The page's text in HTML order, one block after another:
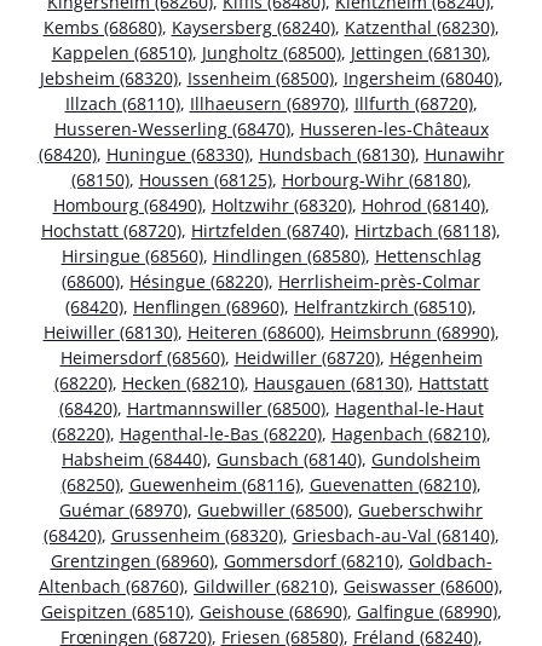
Kembs (68680), Kaysersberg (68240), Katzenthal (68230),
Kappelen (68510), Jungholtz (68500), Jettingen (68130),
Jebsheim (68320), Issenheim (68500), Ingersheim (68040),
Illzach (68110), Illhaeusern (68970), Illfurth (68720),
Husseren-Wesserling (68470), Husseren-les-Châteaux
(68420), Huningue (68330), Hundsbach (68130), Hunawihr
(68150), Houssen (68125), Horbourg-Wihr (68180),
Hombourg (68490), Holtzwihr (68320), Hohrod (68140),
Hochstatt (68720), Hirtzfelden (68740), Hirtzbach (68118),
Hirsingue (68560), Hindlingen (68580), Hettenschlag
(68600), Hésingue (68220), Herrlisheim-près-Colmar
(68420), Henflingen (68960), Helfrantzkirch (68510),
Heiwiller (68130), Heiteren (68600), Heimsbrunn (68990),
Heimersdorf (68560), Heidwiller (68720), Hégenheim
(68220), Hecken (68210), Hausgauen (68130), Hattstatt
(68420), Hartmannswiller (68500), Hagenthal-le-Haut
(68220), Hagenthal-le-Bas (68220), Hagenbach (68210),
Habsheim (68440), Gunsbach (68140), Gundolsheim
(68250), Guewenheim (68116), Guevenatten (68210),
Guémar (68970), Guebwiller (68500), Gueberschwihr
(68420), Grussenheim (68320), Griesbach-au-Val (68140),
Grentzingen (68960), Gommersdorf (68210), Goldbach-
Altenbach (68760), Gildwiller (68210), Geiswasser (68600),
Geispitzen (68510), Geishouse (68690), Galfingue (68990),
Frœningen (68720), Friesen (68580), Fréland (68240),